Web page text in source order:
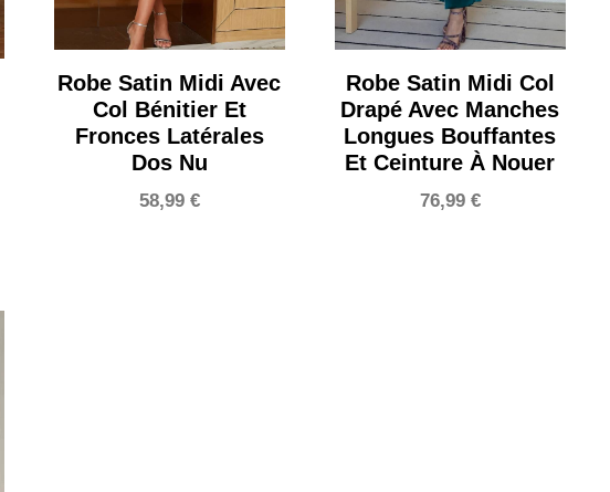
Robe Satin Midi Avec
Col Bénitier Et
Fronces Latérales
Dos Nu
58,99 €
Robe Satin Midi Col
Drapé Avec Manches
Longues Bouffantes
Et Ceinture À Nouer
76,99 €